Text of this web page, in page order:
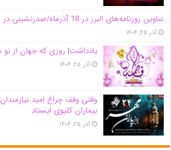
عناوین روزنامه‌های البرز در ‌18 آذرماه/صدرنشینی در ارائه خدمات زایمان بی‌درد
آذر ۲۵, ۱۴۰۴
یادداشت| روزی که جهان از نو
آذر ۲۵, ۱۴۰۴
وقتی وقف چراغ امید
بیماران کلیوی ایستاد
آذر ۲۵, ۱۴۰۴